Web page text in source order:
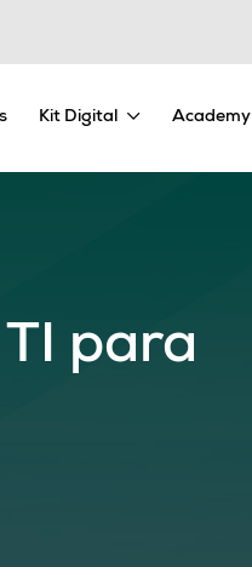
Kit Digital Academy
para